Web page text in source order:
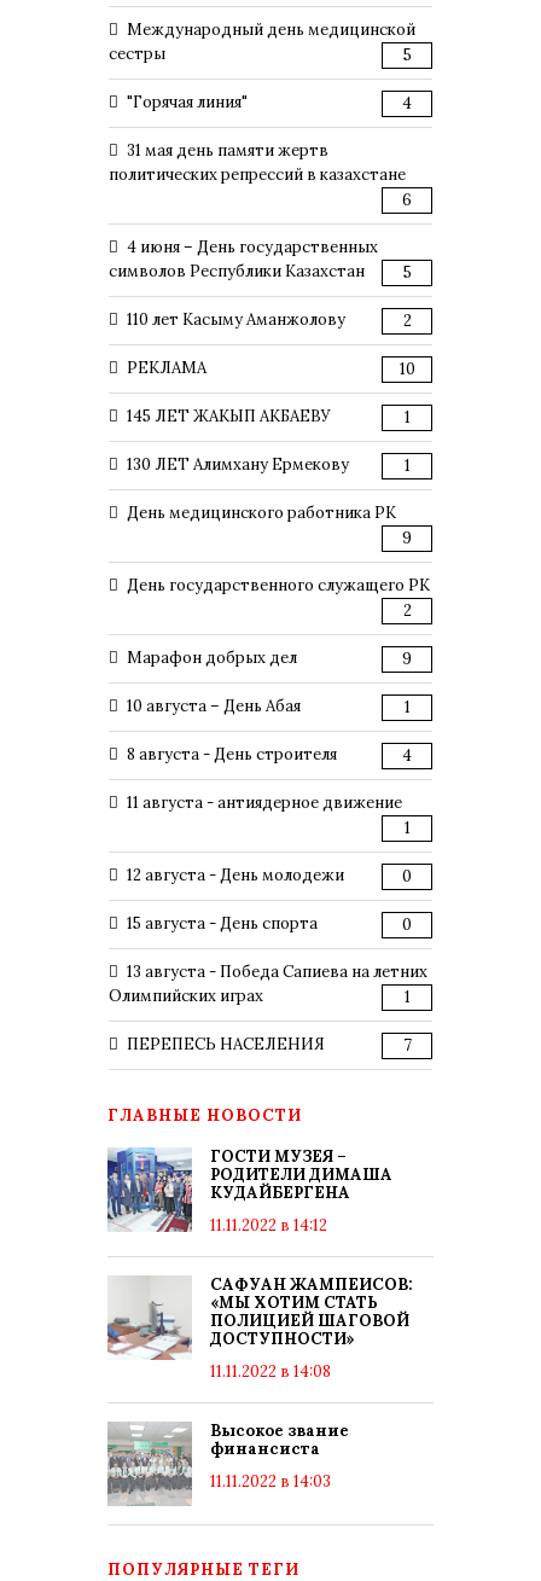
Международный день медицинской
сестры
5
"Горячая линия" 4
31 мая день памяти жертв
политических репрессий в казахстане
6
4 июня – День государственных
символов Республики Казахстан
5
110 лет Касыму Аманжолову 2
РЕКЛАМА 10
145 ЛЕТ ЖАКЫП АКБАЕВУ 1
130 ЛЕТ Алимхану Ермекову 1
День медицинского работника РК
9
День государственного служащего РК
2
Марафон добрых дел 9
10 августа – День Абая 1
8 августа - День строителя 4
11 августа - антиядерное движение
1
12 августа - День молодежи 0
15 августа - День спорта 0
13 августа - Победа Сапиева на летних
Олимпийских играх
1
ПЕРЕПЕСЬ НАСЕЛЕНИЯ 7
ГЛАВНЫЕ НОВОСТИ
ГОСТИ МУЗЕЯ –
РОДИТЕЛИ ДИМАША
КУДАЙБЕРГЕНА
11.11.2022 в 14:12
САФУАН ЖАМПЕИСОВ:
«МЫ ХОТИМ СТАТЬ
ПОЛИЦИЕЙ ШАГОВОЙ
ДОСТУПНОСТИ»
11.11.2022 в 14:08
Высокое звание
финансиста
11.11.2022 в 14:03
ПОПУЛЯРНЫЕ ТЕГИ